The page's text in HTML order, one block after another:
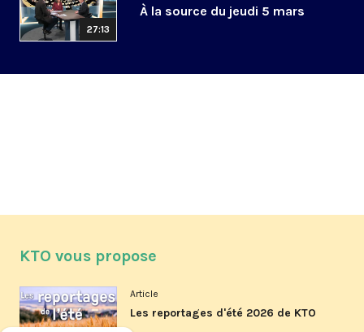
27:13
À la source du jeudi 5 mars
KTO vous propose
Article
Les reportages d'été 2026 de KTO